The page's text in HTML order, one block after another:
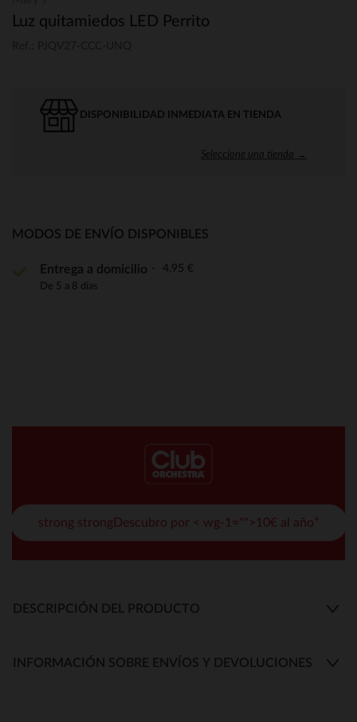
Luz quitamiedos LED Perrito
DISPONIBILIDAD INMEDIATA EN TIENDA
Seleccione una tienda →
MODOS DE ENVÍO DISPONIBLES
Entrega a domicilio 4,95 €
De 5 a 8 días
strong strongDescubro por < wg-1="">10€ al año*
DESCRIPCIÓN DEL PRODUCTO
INFORMACIÓN SOBRE ENVÍOS Y DEVOLUCIONES